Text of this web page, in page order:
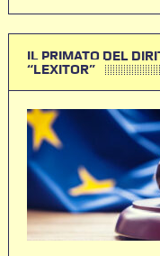
IL PRIMATO DEL
“LEXITOR”